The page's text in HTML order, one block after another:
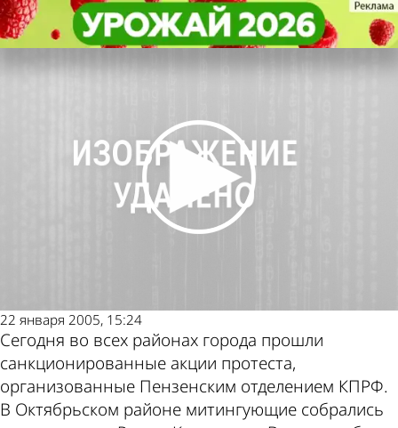
Коммунисты продолжают борьбу
с монетизацией
Политика
22 января 2005, 15:24
Сегодня во всех районах города прошли
санкционированные акции протеста,
организованные Пензенским отделением КПРФ.
В Октябрьском районе митингующие собрались
Коммунисты продолжают борьбу
с монетизацией
Политика
Другие новости по
теме
Погода и курсы валют
в Пензе